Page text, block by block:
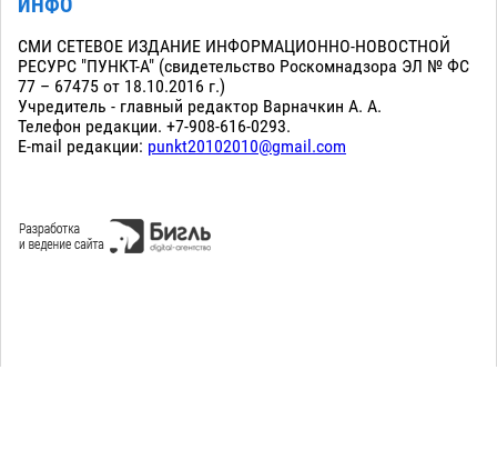
ИНФО
СМИ СЕТЕВОЕ ИЗДАНИЕ ИНФОРМАЦИОННО-НОВОСТНОЙ
РЕСУРС "ПУНКТ-А" (свидетельство Роскомнадзора ЭЛ № ФС
77 – 67475 от 18.10.2016 г.)
Учредитель - главный редактор Варначкин А. А.
Телефон редакции. +7-908-616-0293.
E-mail редакции: punkt20102010@gmail.com